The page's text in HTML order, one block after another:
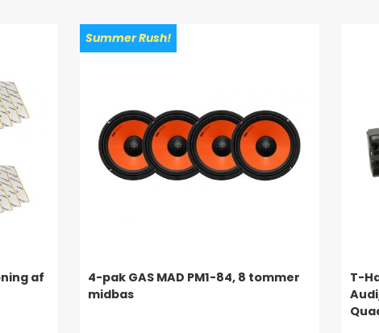
af
Summer Rush!
4-pak GAS MAD PM1-84, 8 tommer
midbas
T-